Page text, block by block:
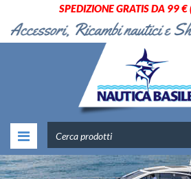
SPEDIZIONE GRATIS DA 99